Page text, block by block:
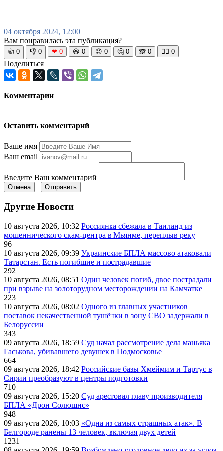
04 октября 2024, 12:00
Вам понравилась эта публикация?
👍 0 👎 0 ❤ 0 😆 0 😡 0 🤔 0 🙈 0 🧘‍♀️ 0
Поделиться
Комментарии
Оставить комментарий
Ваше имя
Ваш email
Введите Ваш комментарий
Отмена Отправить
Другие Новости
10 августа 2026, 10:32 Россиянка сбежала в Таиланд из
мошеннического скам-центра в Мьянме, переплыв реку
96
10 августа 2026, 09:39 Украинские БПЛА массово атаковали
Татарстан. Есть погибшие и пострадавшие
292
10 августа 2026, 08:51 Один человек погиб, двое пострадали
при взрыве на золоторудном месторождении на Камчатке
223
10 августа 2026, 08:02 Одного из главных участников
поставок некачественной тушёнки в зону СВО задержали в
Белоруссии
343
09 августа 2026, 18:59 Суд начал рассмотрение дела маньяка
Гаськова, убивавшего девушек в Подмосковье
664
09 августа 2026, 18:42 Российские базы Хмеймим и Тартус в
Сирии преобразуют в центры подготовки
710
09 августа 2026, 15:20 Суд арестовал главу производителя
БПЛА «Дрон Солюшнс»
948
09 августа 2026, 10:03 «Одна из самых страшных атак». В
Белгороде ранены 13 человек, включая двух детей
1231